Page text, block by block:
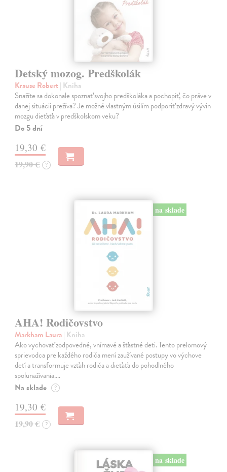
Detský mozog. Predškolák
Krause Robert| Kniha
Snažíte sa dokonale spoznať svojho predškoláka a pochopiť, čo práve v
danej situácii prežíva? Je možné vlastným úsilím podporiť zdravý vývin
mozgu dieťaťa v predškolskom veku?
Do 5 dní
19,30 €
19,90 € ?
na sklade
AHA! Rodičovstvo
Markham Laura| Kniha
Ako vychovať zodpovedné, vnímavé a šťastné deti. Tento prelomový
sprievodca pre každého rodiča mení zaužívané postupy vo výchove
detí a transformuje vzťah rodiča a dieťaťa do pohodlného
spolunažívania.…
Na sklade ?
19,30 €
19,90 € ?
na sklade